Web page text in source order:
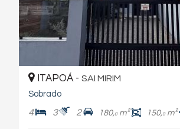
ITAPOÁ - SAI MIRIM
Sobrado
4 3 2 180,0m² 150,0m²